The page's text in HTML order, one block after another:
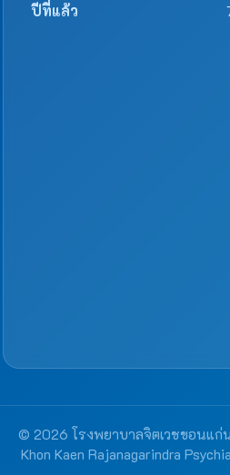
ปีที่แล้ว
© 2026 โรงพยาบาลจิตเวชขอนแ
Khon Kaen Rajanagarindra